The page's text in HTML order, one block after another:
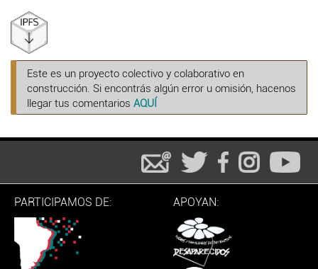
Este es un proyecto colectivo y colaborativo en
construcción. Si encontrás algún error u omisión, hacenos
llegar tus comentarios AQUÍ
PARTICIPAMOS DE: APOYAN: